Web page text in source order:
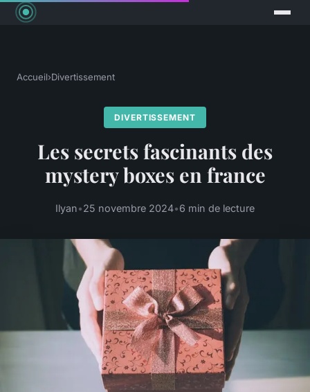
Accueil›Divertissement
DIVERTISSEMENT
Les secrets fascinants des
mystery boxes en france
Ilyan•25 novembre 2024•6 min de lecture